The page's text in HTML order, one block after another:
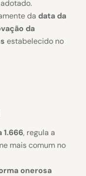
da data da
da
estabelecido no
1.666, regula a
mais comum no
onerosa